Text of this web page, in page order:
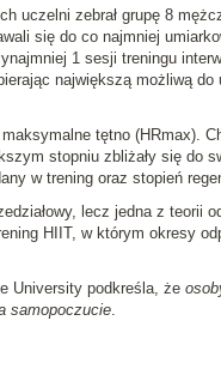
uczelni zebrał grupę 8
się do co najmniej
1 sesji treningu
największą możliwą do
tętno (HRmax).
stopniu zbliżały się do
w trening oraz stopień
lecz jedna z teorii
HIIT, w którym okresy
University podkreśla, że
samopoczucie.